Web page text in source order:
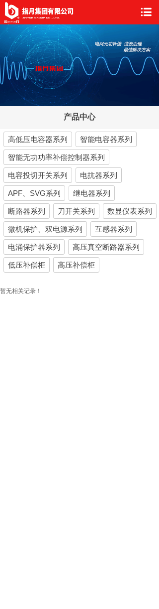
产品中心
高低压电容器系列 智能电容器系列
智能无功功率补偿控制器系列
电容投切开关系列 电抗器系列
APF、SVG系列 继电器系列
断路器系列 刀开关系列 数显仪表系列
微机保护、双电源系列 互感器系列
电涌保护器系列 高压真空断路器系列
低压补偿柜 高压补偿柜
暂无相关记录！